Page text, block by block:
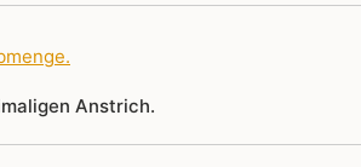
.
Anstrich.